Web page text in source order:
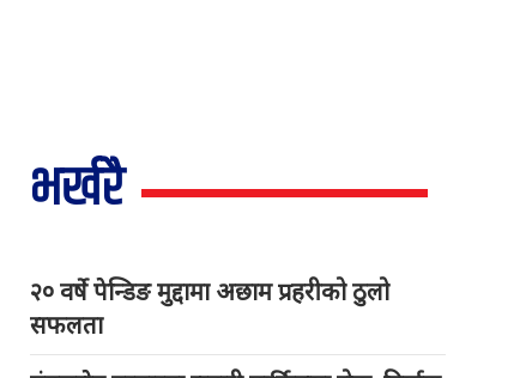
भर्खरै
२० वर्षे पेन्डिङ मुद्दामा अछाम प्रहरीको ठुलो
सफलता